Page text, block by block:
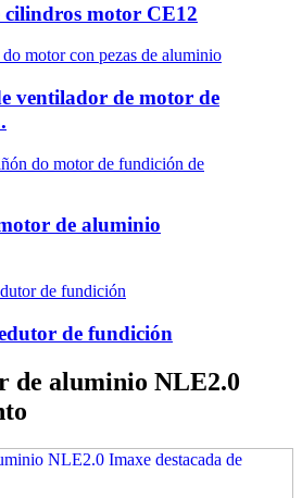
cilindros motor CE12
ventilador de motor de
de aluminio
de fundición
de aluminio NLE2.0